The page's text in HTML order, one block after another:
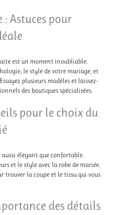
: Astuces pour
est un moment inoubliable.
le style de votre mariage, et
plusieurs modèles et laissez-
des boutiques spécialisées.
pour le choix du
élégant que confortable.
et le style avec la robe de mariée.
trouver la coupe et le tissu qui vous
des détails